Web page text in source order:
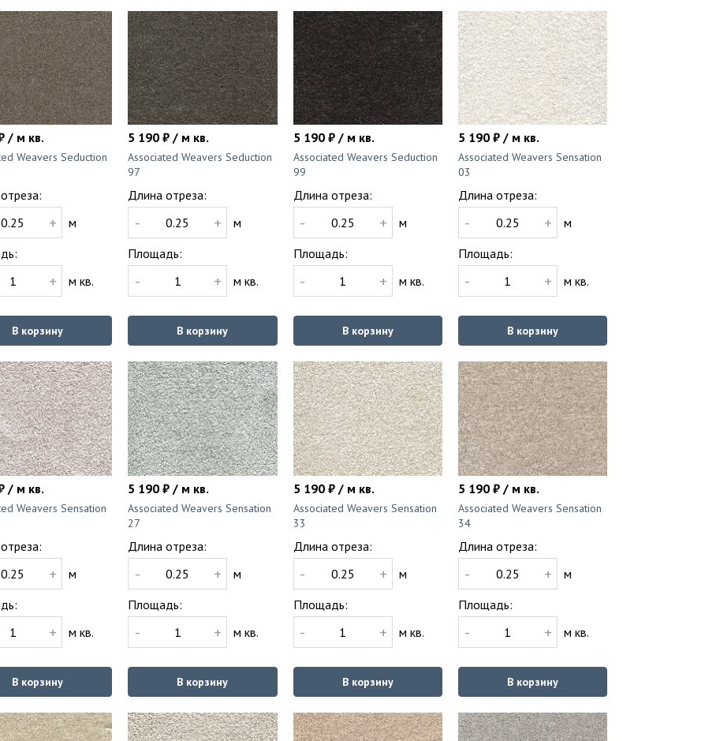
/ м кв.
Weavers Seduction
+
м
+ м кв.
В корзину
5 190 ₽ / м кв.
Associated Weavers Seduction
97
Длина отреза:
- +
м
Площадь:
- + м кв.
В корзину
5 190 ₽ / м кв.
Associated Weavers Seduction
99
Длина отреза:
- +
м
Площадь:
- + м кв.
В корзину
5 190 ₽ / м кв.
Associated Weavers Sensation
03
Длина отреза:
- +
м
Площадь:
- + м кв.
В корзину
/ м кв.
Weavers Sensation
+
м
+ м кв.
В корзину
5 190 ₽ / м кв.
Associated Weavers Sensation
27
Длина отреза:
- +
м
Площадь:
- + м кв.
В корзину
5 190 ₽ / м кв.
Associated Weavers Sensation
33
Длина отреза:
- +
м
Площадь:
- + м кв.
В корзину
5 190 ₽ / м кв.
Associated Weavers Sensation
34
Длина отреза:
- +
м
Площадь:
- + м кв.
В корзину